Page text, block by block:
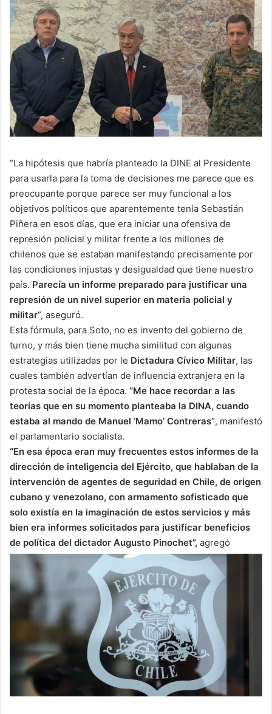
“La hipótesis que habría planteado la DINE al Presidente
para usarla para la toma de decisiones me parece que es
preocupante porque parece ser muy funcional a los
objetivos políticos que aparentemente tenía Sebastián
Piñera en esos días, que era iniciar una ofensiva de
represión policial y militar frente a los millones de
chilenos que se estaban manifestando precisamente por
las condiciones injustas y desigualdad que tiene nuestro
país. Parecía un informe preparado para justificar una
represión de un nivel superior en materia policial y
militar”, aseguró.
Esta fórmula, para Soto, no es invento del gobierno de
turno, y más bien tiene mucha similitud con algunas
estrategias utilizadas por le Dictadura Cívico Militar, las
cuales también advertían de influencia extranjera en la
protesta social de la época. “Me hace recordar a las
teorías que en su momento planteaba la DINA, cuando
estaba al mando de Manuel ‘Mamo’ Contreras”, manifestó
el parlamentario socialista.
“En esa época eran muy frecuentes estos informes de la
dirección de inteligencia del Ejército, que hablaban de la
intervención de agentes de seguridad en Chile, de origen
cubano y venezolano, con armamento sofisticado que
solo existía en la imaginación de estos servicios y más
bien era informes solicitados para justificar beneficios
de política del dictador Augusto Pinochet”, agregó